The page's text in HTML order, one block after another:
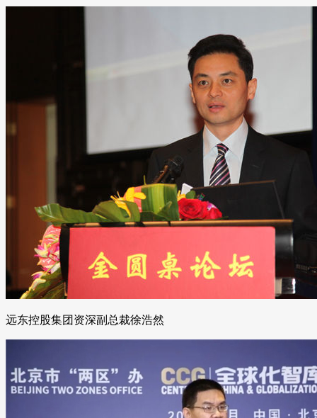
远东控股集团资深副总裁徐浩然